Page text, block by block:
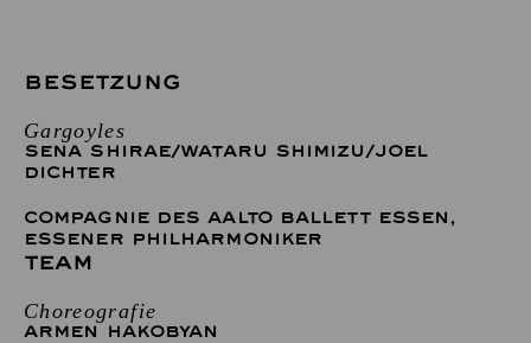
BESETZUNG
Gargoyles
SENA SHIRAE/WATARU SHIMIZU/JOEL
DICHTER
COMPAGNIE DES AALTO BALLETT ESSEN ,
ESSENER PHILHARMONIKER
TEAM
Choreografie
ARMEN HAKOBYAN